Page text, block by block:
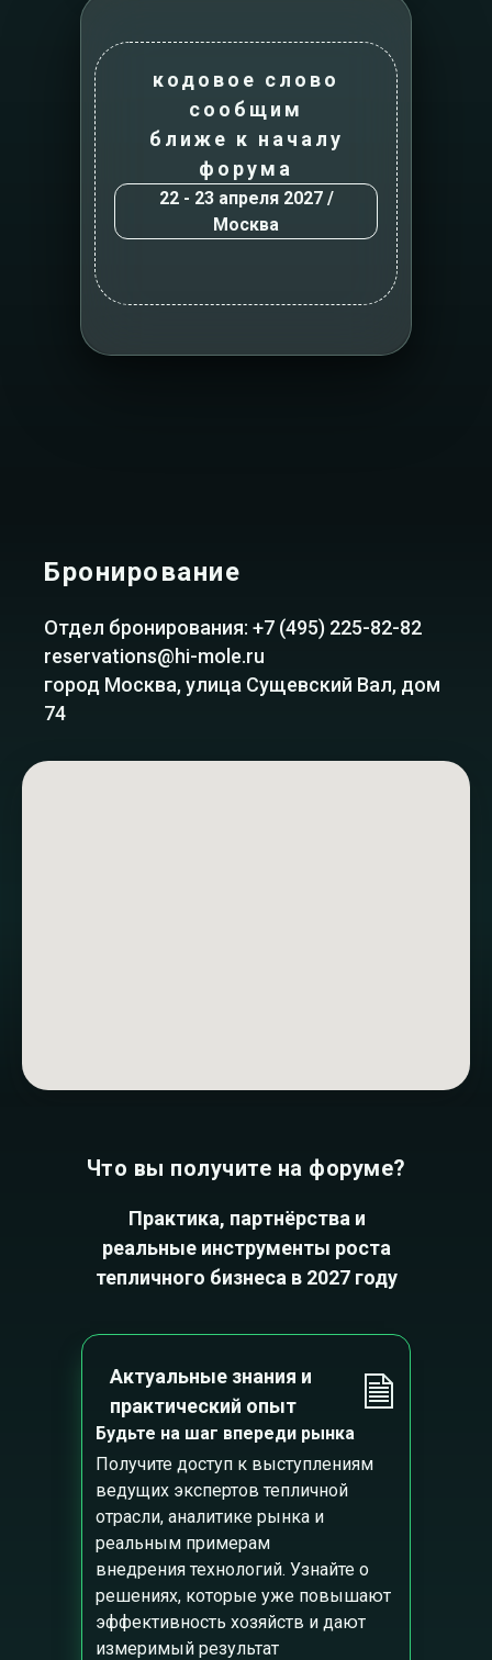
кодовое слово
сообщим
ближе к началу
форума
22 - 23 апреля 2027 /
Москва
Бронирование
Отдел бронирования: +7 (495) 225-82-82
reservations@hi-mole.ru
город Москва, улица Сущевский Вал, дом
74
Актуальные знания и
практический опыт
Будьте на шаг впереди рынка
Получите доступ к выступлениям
ведущих экспертов тепличной
отрасли, аналитике рынка и
реальным примерам
внедрения технологий. Узнайте о
решениях, которые уже повышают
эффективность хозяйств и дают
измеримый результат
Что вы получите на форуме?
Практика, партнёрства и
реальные инструменты роста
тепличного бизнеса в 2027 году